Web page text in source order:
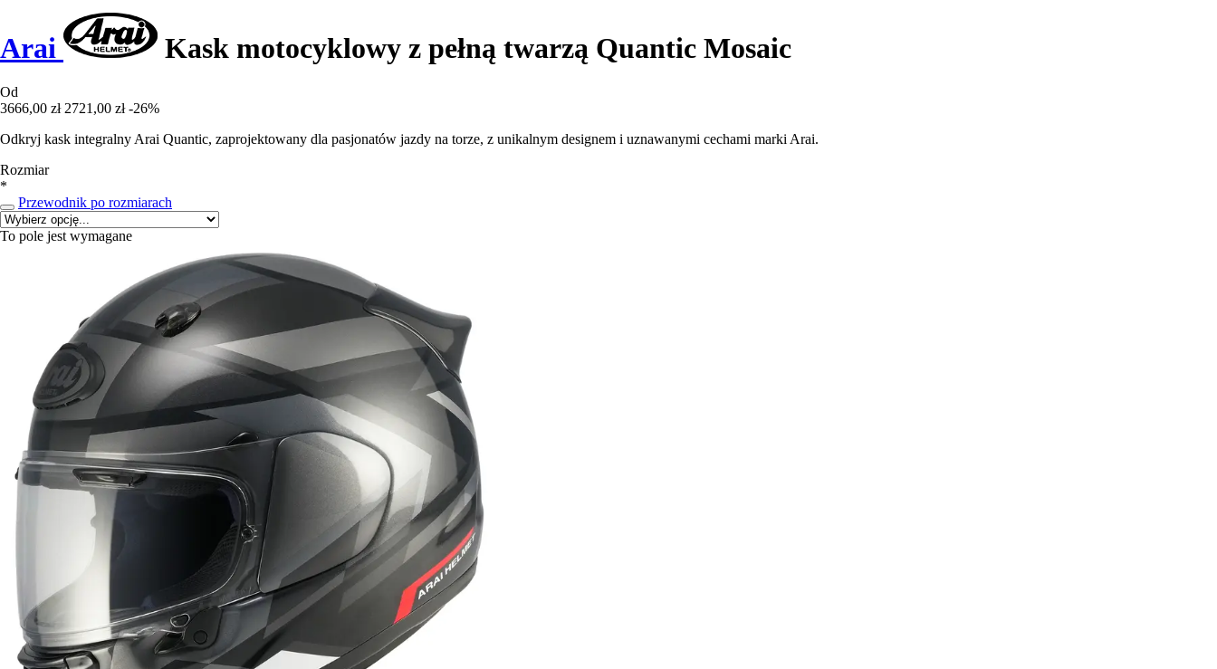
Arai Kask motocyklowy z pełną twarzą Quantic Mosaic
Od
3666,00 zł 2721,00 zł -26%
Odkryj kask integralny Arai Quantic, zaprojektowany dla pasjonatów jazdy na torze, z unikalnym designem i uznawanymi cechami marki Arai.
Rozmiar
*
Przewodnik po rozmiarach
To pole jest wymagane